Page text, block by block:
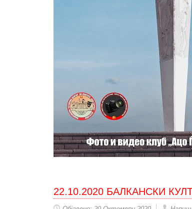
22.10.2020 БАЛКАНСКИ